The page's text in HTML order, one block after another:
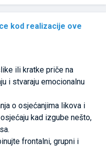
kod realizacije ove
ili kratke priče na
i stvaraju emocionalnu
o osjećanjima likova i
kad izgube nešto,
frontalni, grupni i